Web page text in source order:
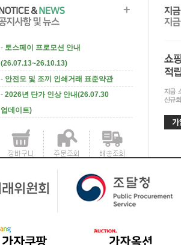
- 토스페이 프로모션 안내
(26.07.13~26.10.13)
- 안전모 및 조끼 인쇄거래 표준약관
- 2026년 단가 인상 안내(26.07.30
업데이트)